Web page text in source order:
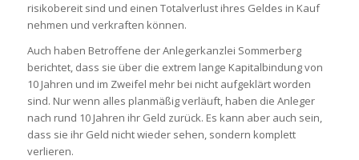
risikobereit sind und einen Totalverlust ihres Geldes in Kauf
nehmen und verkraften können.
Auch haben Betroffene der Anlegerkanzlei Sommerberg
berichtet, dass sie über die extrem lange Kapitalbindung von
10 Jahren und im Zweifel mehr bei nicht aufgeklärt worden
sind. Nur wenn alles planmäßig verläuft, haben die Anleger
nach rund 10 Jahren ihr Geld zurück. Es kann aber auch sein,
dass sie ihr Geld nicht wieder sehen, sondern komplett
verlieren.